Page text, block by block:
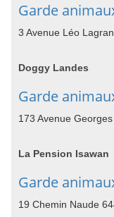
Garde
3 Avenue Léo
Doggy Landes
Garde
173 Avenue
La Pension Isawan
Garde
19 Chemin Naude